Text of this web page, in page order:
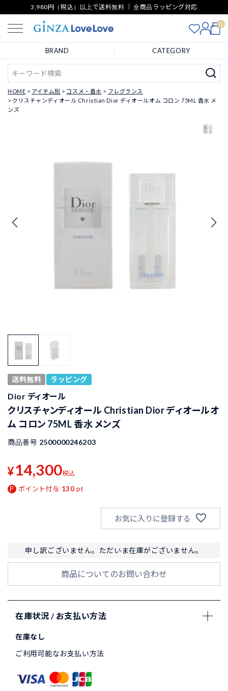
3,980円（税込）以上で送料無料 ｜ 全商品ラッピング対応
0
BRAND CATEGORY
HOME アイテム別 コスメ・香水
フレグランス
クリスチャンディオール Christian Dior ディオールオム コロン 75ML 香水 メ
ンズ
送料無料 ラッピング
Dior ディオール
クリスチャンディオール Christian Dior ディオールオ
ム コロン 75ML 香水 メンズ
商品番号 2500000246203
¥14,300税込
ポイント付与 130 pt
お気に入りに登録する
申し訳ございません。ただいま在庫がございません。
商品についてのお問い合わせ
在庫状況 / お支払い方法
在庫なし
ご利用可能なお支払い方法